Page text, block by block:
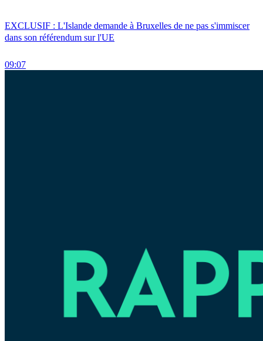
EXCLUSIF : L'Islande demande à Bruxelles de ne pas s'immiscer
dans son référendum sur l'UE
09:07